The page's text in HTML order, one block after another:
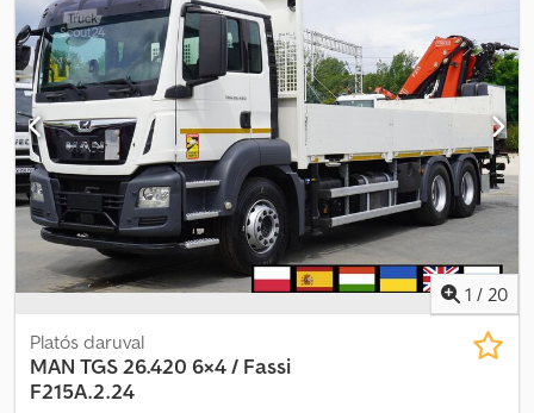
TGS 32.400 8×4 betonkeverő szivattyús teherautó / 426 MTH !!! /
18 méter 2008 Futott 280 ezer km Motor 6 hengeres 400 LE
Rugós felfüggesztés Gumik 13R22.5 Hidraulika Putzmeister Pumi
21-3,67 0 18m Gyártási év 2008 A szivattyú távirányítóval és
manuálisan vezérelhető Szivattyúzási magasság 18 méter 426 MTH
!!! Manuális váltó Légkondicionáló Napfénytető Dcsdpfszrw S Ssx
Ahbok Tachográf Rádió Differenciálzár Nagyon jó műszaki állapot
1 / 20
Platós daruval
MAN TGS 26.420 6×4 / Fassi
F215A.2.24